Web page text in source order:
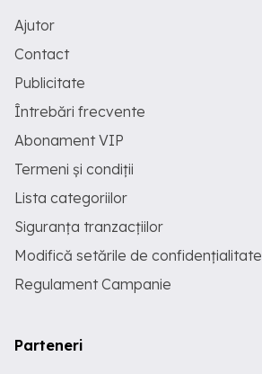
Ajutor
Contact
Publicitate
Întrebări frecvente
Abonament VIP
Termeni și condiții
Lista categoriilor
Siguranța tranzacțiilor
Modifică setările de confidențialitate
Regulament Campanie
Parteneri